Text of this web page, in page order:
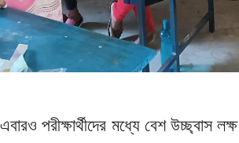
পরীক্ষার্থীদের মধ্যে বেশ উচ্ছ্বাস